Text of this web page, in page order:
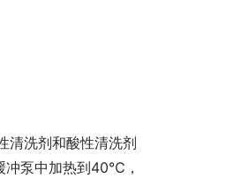
清洗剂和酸性清洗剂
冲泵中加热到40℃，